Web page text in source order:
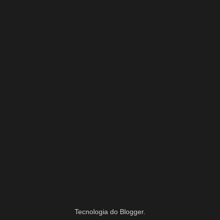
Tecnologia do Blogger.